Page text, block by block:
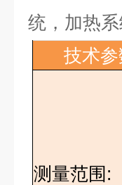
统，加热
技术参
测量范围: